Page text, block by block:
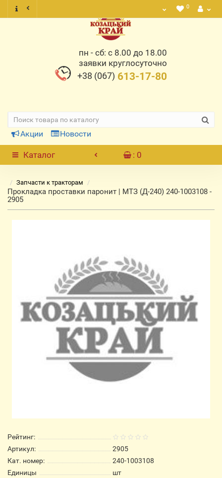
0
пн - сб: с 8.00 до 18.00
заявки круглосуточно
+38 (067) 613-17-80
Акции Новости
Каталог : 0
Запчасти к тракторам
Прокладка проставки паронит | МТЗ (Д-240) 240-1003108 -
2905
Рейтинг:
Артикул:
2905
Кат. номер:
240-1003108
Единицы
шт